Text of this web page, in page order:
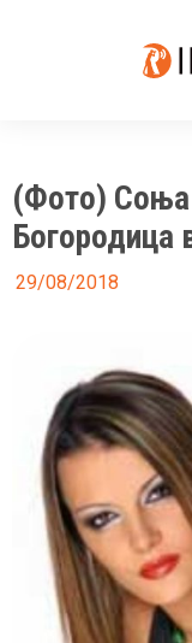
(Фото) Соња
Богородица
29/08/2018